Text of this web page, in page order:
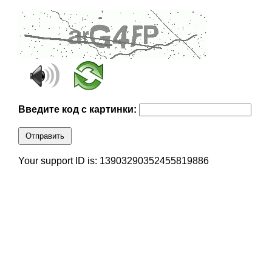
Введите код с картинки:
Отправить
Your support ID is: 13903290352455819886